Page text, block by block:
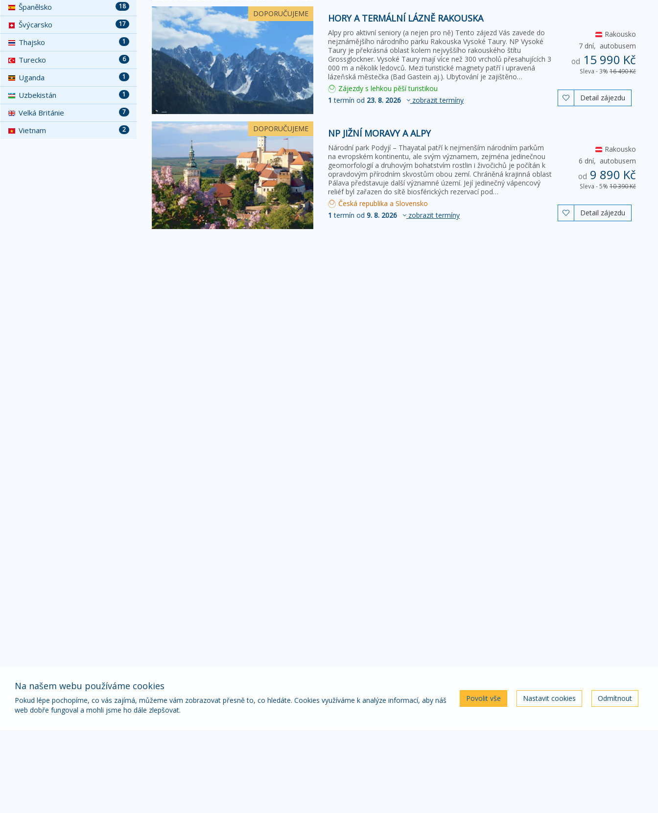
DOPORUČUJEME HORY A TERMÁLNÍ LÁZNĚ RAKOUSKA
Alpy pro aktivní seniory (a nejen pro ně) Tento zájezd Vás zavede do
nejznámějšího národního parku Rakouska Vysoké Taury. NP Vysoké
Taury je překrásná oblast kolem nejvyššího rakouského štítu
Grossglockner. Vysoké Taury mají více než 300 vrcholů přesahujících 3
000 m a několik ledovců. Mezi turistické magnety patří i upravená
lázeňská městečka (Bad Gastein aj.). Ubytování je zajištěno…
Rakousko
7 dní, autobusem
od 15 990 Kč
Sleva - 3% 16 490 Kč
Zájezdy s lehkou pěší turistikou
1 termín od 23. 8. 2026 zobrazit termíny  Detail zájezdu
DOPORUČUJEME NP JIŽNÍ MORAVY A ALPY
Národní park Podyjí – Thayatal patří k nejmenším národním parkům
na evropském kontinentu, ale svým významem, zejména jedinečnou
geomorfologií a druhovým bohatstvím rostlin i živočichů je počítán k
opravdovým přírodním skvostům obou zemí. Chráněná krajinná oblast
Pálava představuje další významné území. Její jedinečný vápencový
reliéf byl zařazen do sítě biosférických rezervací pod…
Rakousko
6 dní, autobusem
od 9 890 Kč
Sleva - 5% 10 390 Kč
Česká republika a Slovensko
1 termín od 9. 8. 2026 zobrazit termíny  Detail zájezdu
18
Španělsko
17
Švýcarsko
1
Thajsko
6
Turecko
1
Uganda
1
Uzbekistán
7
Velká Británie
2
Vietnam
Na našem webu používáme cookies
Pokud lépe pochopíme, co vás zajímá, můžeme vám zobrazovat přesně to, co hledáte. Cookies využíváme k analýze informací, aby náš
web dobře fungoval a mohli jsme ho dále zlepšovat.
Povolit vše Nastavit cookies Odmítnout